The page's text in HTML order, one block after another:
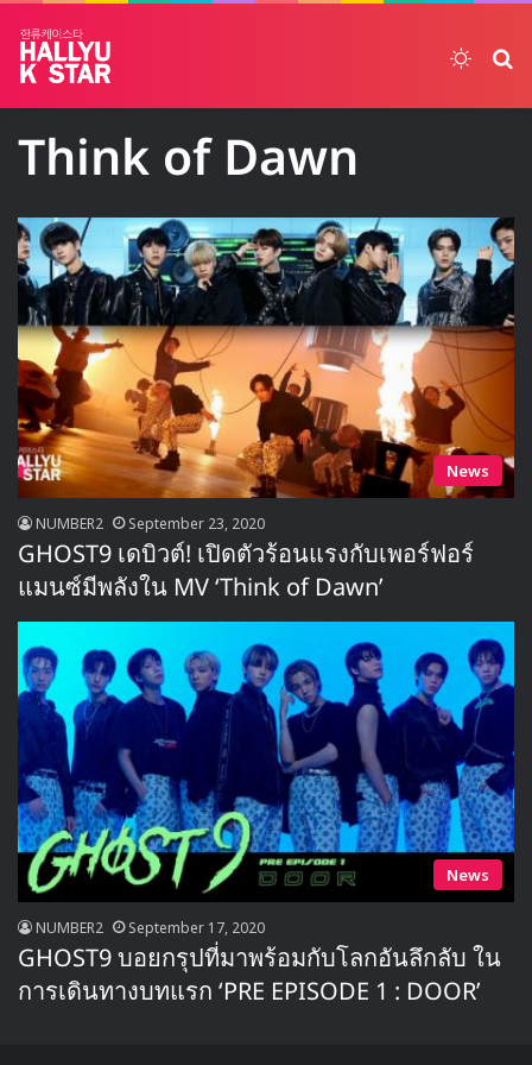
Think of Dawn
News
NUMBER2 September 23, 2020
GHOST9 เดบิวต์! เปิดตัวร้อนแรงกับเพอร์ฟอร์
แมนซ์มีพลังใน MV ‘Think of Dawn’
News
NUMBER2 September 17, 2020
GHOST9 บอยกรุปที่มาพร้อมกับโลกอันลึกลับ ใน
การเดินทางบทแรก ‘PRE EPISODE 1 : DOOR’